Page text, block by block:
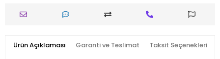
Ürün Açıklaması Garanti ve Teslimat Taksit Seçenekleri